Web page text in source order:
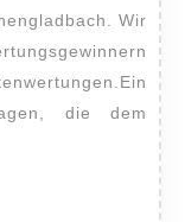
Wir
die dem